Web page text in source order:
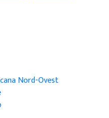
Nord-Ovest